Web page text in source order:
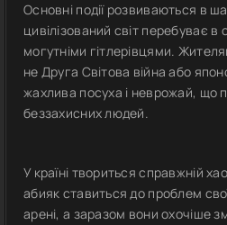
Основні події розвиваються в
цивілізований світ перебуває
могутніми гітлерівцями.
не Друга Світова війна або
жахлива посуха і неврожай, що
беззахисних людей.
У країні твориться справжній
абияк ставиться до проблем
арені, а заразом вони охочіше